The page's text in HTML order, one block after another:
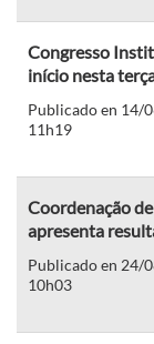
Congresso
início nesta
Publicado en 14/
11h19
Coordenação
apresenta
Publicado en 24/
10h03